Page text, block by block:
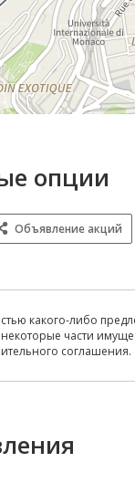
опции
Объявление акций
какого-либо
части
соглашения.